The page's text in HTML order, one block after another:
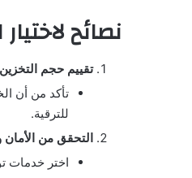
نصائح
تقييم حجم التخزين
تأكد من أن
للترقية.
التحقق من
اختر خدمات